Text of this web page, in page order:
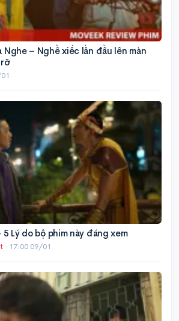
Nghe – Nghề xiếc lần đầu lên màn
5 Lý do bộ phim này đáng xem
· 17:00 09/01